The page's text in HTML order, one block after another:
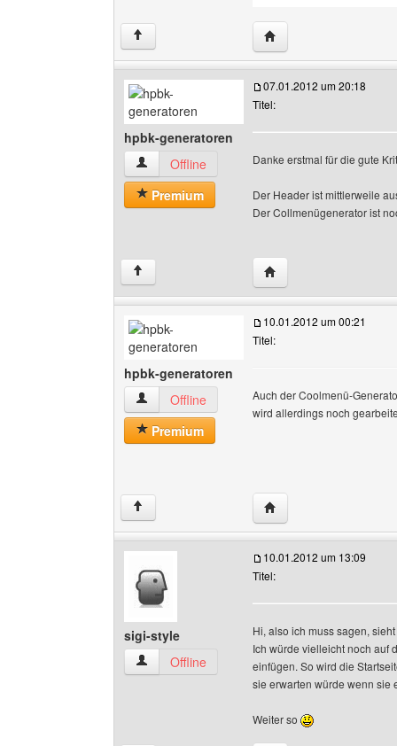
↑ Website dieses
hpbk-generatoren
hpbk-generatoren Benutzer-Profile anzeigen
Offline
Premium
07.01.2012 um 20:18
Titel:
Danke erstmal für die gute
Der Header ist mittlerweile
Der Collmenügenerator ist
↑ Website dieses
hpbk-generatoren
hpbk-generatoren Benutzer-Profile anzeigen
Offline
Premium
10.01.2012 um 00:21
Titel:
Auch der Coolmenü-
wird allerdings noch
↑ Website dieses
sigi-style
sigi-style Benutzer-Profile anzeigen
Offline
10.01.2012 um 13:09
Titel:
Hi, also ich muss sagen,
Ich würde vielleicht noch auf
einfügen. So wird die
sie erwarten würde wenn sie
Weiter so